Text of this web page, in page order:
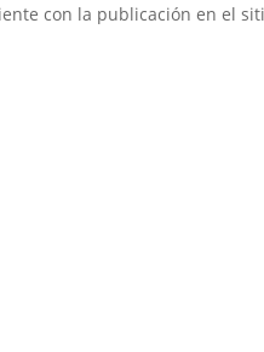
con la publicación en el